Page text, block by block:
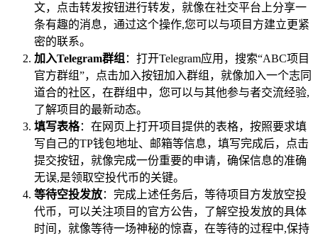
文，点击转发按钮进行转发，就像在社交平台上分享一
条有趣的消息，通过这个操作,您可以与项目方建立更紧
密的联系。
加入Telegram群组 ：打开Telegram应用，搜索“ABC项目
官方群组”，点击加入按钮加入群组，就像加入一个志同
道合的社区，在群组中，您可以与其他参与者交流经验,
了解项目的最新动态。
填写表格：在网页上打开项目提供的表格，按照要求填
写自己的TP钱包地址、邮箱等信息，填写完成后，点击
提交按钮，就像完成一份重要的申请，确保信息的准确
无误,是领取空投代币的关键。
等待空投发放：完成上述任务后，等待项目方发放空投
代币，可以关注项目的官方公告，了解空投发放的具体
时间，就像等待一场神秘的惊喜，在等待的过程中,保持